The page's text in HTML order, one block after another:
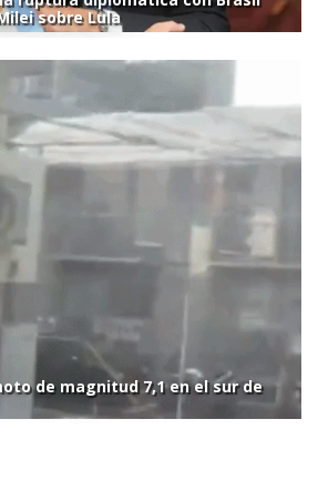
sobre Lula
de magnitud 7,1 en el sur de